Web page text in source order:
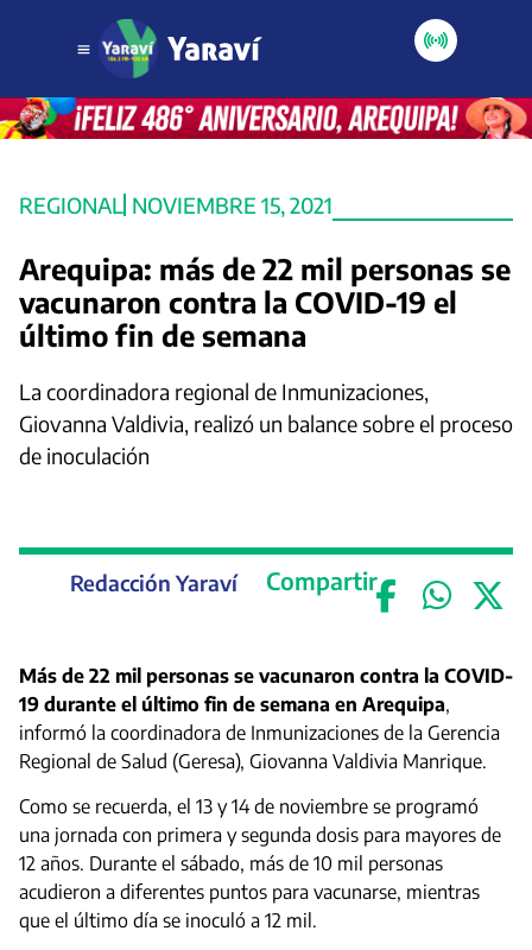
REGIONAL NOVIEMBRE 15, 2021
Arequipa: más de 22 mil personas se
vacunaron contra la COVID-19 el
último fin de semana
La coordinadora regional de Inmunizaciones,
Giovanna Valdivia, realizó un balance sobre el proceso
de inoculación
Redacción Yaraví Compartir
Más de 22 mil personas se vacunaron contra la COVID-
19 durante el último fin de semana en Arequipa,
informó la coordinadora de Inmunizaciones de la Gerencia
Regional de Salud (Geresa), Giovanna Valdivia Manrique.
Como se recuerda, el 13 y 14 de noviembre se programó
una jornada con primera y segunda dosis para mayores de
12 años. Durante el sábado, más de 10 mil personas
acudieron a diferentes puntos para vacunarse, mientras
que el último día se inoculó a 12 mil.